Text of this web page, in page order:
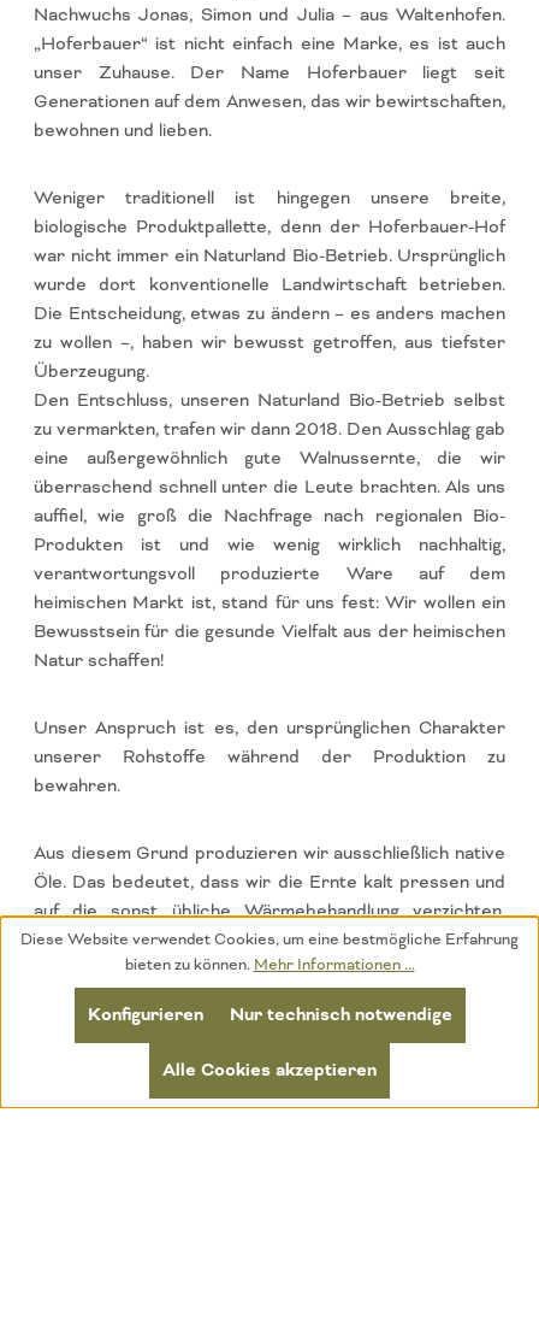
Nachwuchs Jonas, Simon und Julia – aus Waltenhofen.
„Hoferbauer“ ist nicht einfach eine Marke, es ist auch
unser Zuhause. Der Name Hoferbauer liegt seit
Generationen auf dem Anwesen, das wir bewirtschaften,
bewohnen und lieben.
Weniger traditionell ist hingegen unsere breite,
biologische Produktpallette, denn der Hoferbauer-Hof
war nicht immer ein Naturland Bio-Betrieb. Ursprünglich
wurde dort konventionelle Landwirtschaft betrieben.
Die Entscheidung, etwas zu ändern – es anders machen
zu wollen –, haben wir bewusst getroffen, aus tiefster
Überzeugung.
Den Entschluss, unseren Naturland Bio-Betrieb selbst
zu vermarkten, trafen wir dann 2018. Den Ausschlag gab
eine außergewöhnlich gute Walnussernte, die wir
überraschend schnell unter die Leute brachten. Als uns
auffiel, wie groß die Nachfrage nach regionalen Bio-
Produkten ist und wie wenig wirklich nachhaltig,
verantwortungsvoll produzierte Ware auf dem
heimischen Markt ist, stand für uns fest: Wir wollen ein
Bewusstsein für die gesunde Vielfalt aus der heimischen
Natur schaffen!
Unser Anspruch ist es, den ursprünglichen Charakter
unserer Rohstoffe während der Produktion zu
bewahren.
Aus diesem Grund produzieren wir ausschließlich native
Öle. Das bedeutet, dass wir die Ernte kalt pressen und
auf die sonst übliche Wärmebehandlung verzichten.
Dadurch gewinnen wir zwar etwas weniger Öl, aber
durch die schonendere Herstellung erhalten wir die
in unseren Bio-Ölen. Wir verwenden keine Filter oder
auf natürlichem Wege absetzen. Im Anschluss
entnehmen wir die einzelnen Komponenten.
Diese Website verwendet Cookies, um eine bestmögliche Erfahrung
bieten zu können. Mehr Informationen ...
Nur technisch notwendige
Konfigurieren
Alle Cookies akzeptieren